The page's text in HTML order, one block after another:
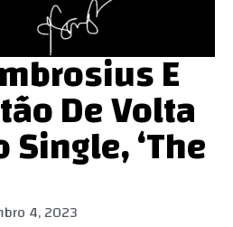
E
De Volta
‘The
4, 2023